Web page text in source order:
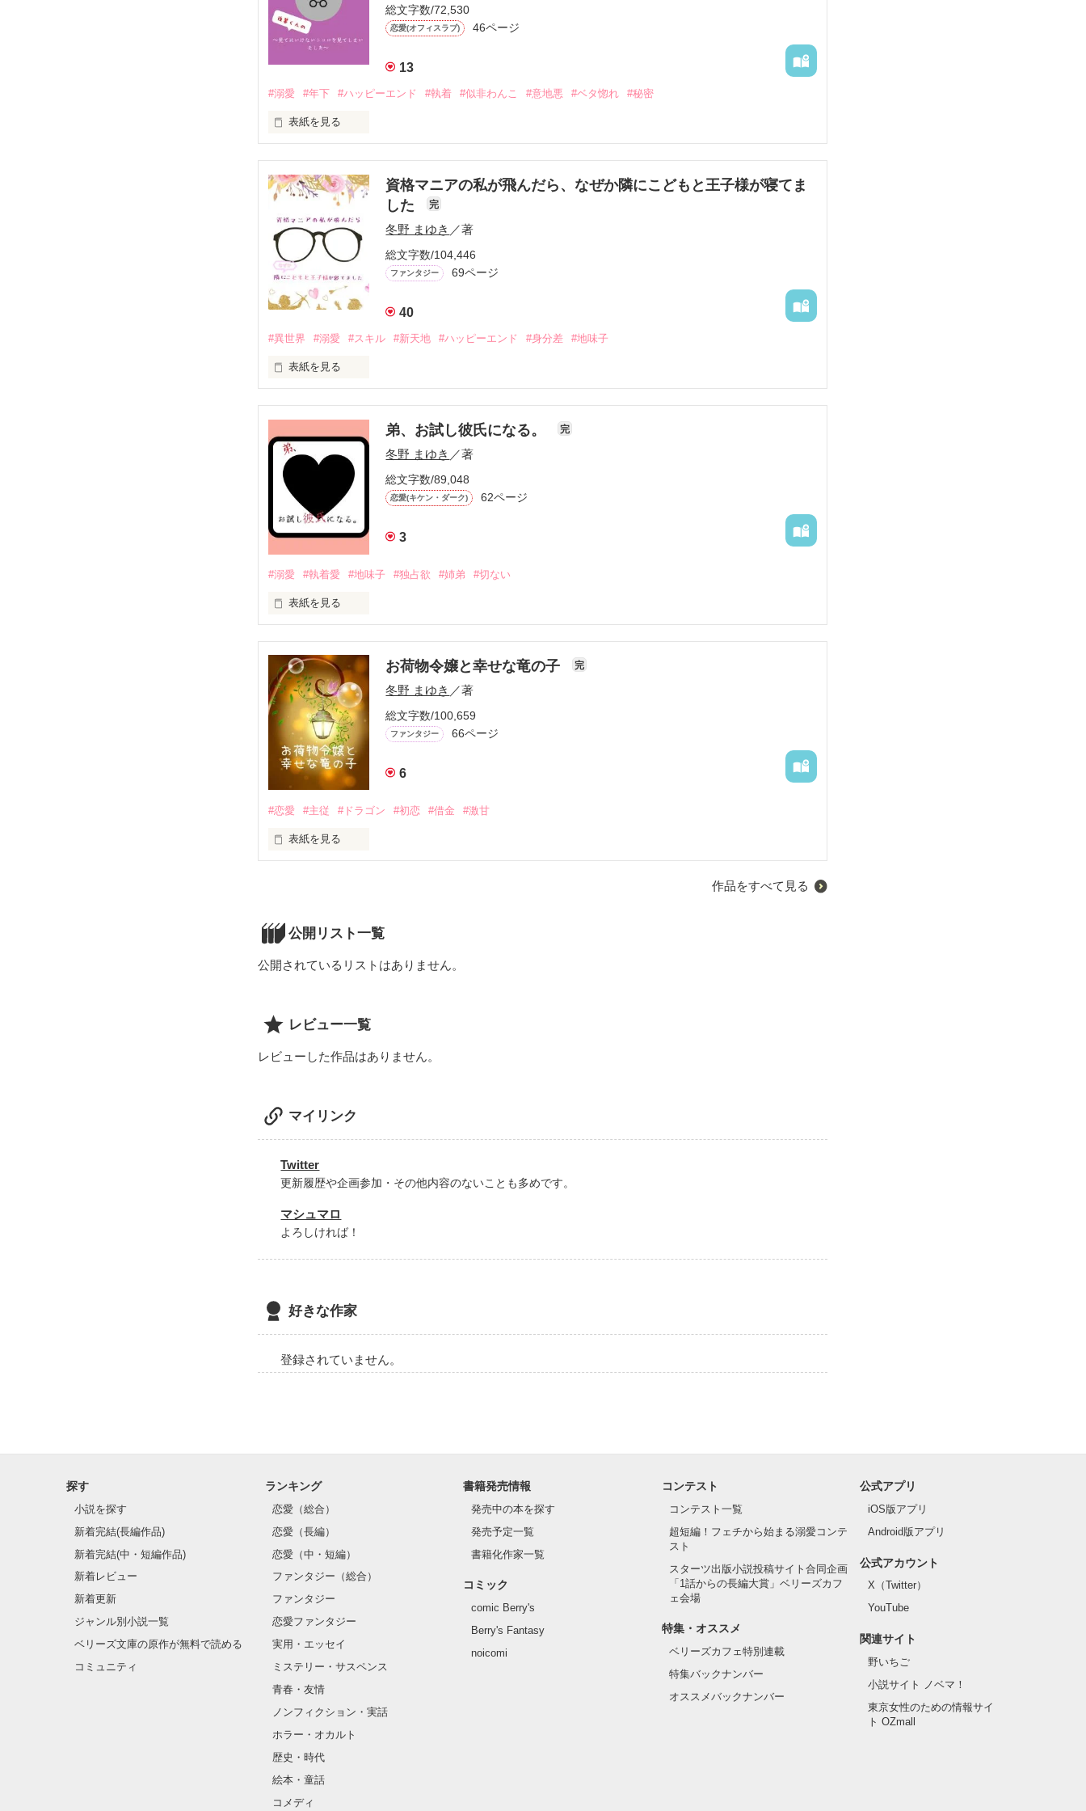
総文字数/72,530
恋愛(オフィスラブ) 46ページ
13
#溺愛 #年下 #ハッピーエンド #執着 #似非わんこ #意地悪 #ベタ惚れ #秘密
表紙を見る
資格マニアの私が飛んだら、なぜか隣にこどもと王子様が寝てま
した
完
冬野 まゆき ／著
総文字数/104,446
ファンタジー 69ページ
40
#異世界 #溺愛 #スキル #新天地 #ハッピーエンド #身分差 #地味子
表紙を見る
弟、お試し彼氏になる。 完
冬野 まゆき ／著
総文字数/89,048
恋愛(キケン・ダーク) 62ページ
3
#溺愛 #執着愛 #地味子 #独占欲 #姉弟 #切ない
表紙を見る
お荷物令嬢と幸せな竜の子 完
冬野 まゆき ／著
総文字数/100,659
ファンタジー 66ページ
6
#恋愛 #主従 #ドラゴン #初恋 #借金 #激甘
表紙を見る
作品をすべて見る
公開リスト一覧
公開されているリストはありません。
レビュー一覧
レビューした作品はありません。
マイリンク
Twitter
更新履歴や企画参加・その他内容のないことも多めです。
マシュマロ
よろしければ！
好きな作家
登録されていません。
探す
小説を探す
新着完結(長編作品)
新着完結(中・短編作品)
新着レビュー
新着更新
ジャンル別小説一覧
ベリーズ文庫の原作が無料で読める
コミュニティ
ランキング
恋愛（総合）
恋愛（長編）
恋愛（中・短編）
ファンタジー（総合）
ファンタジー
恋愛ファンタジー
実用・エッセイ
ミステリー・サスペンス
青春・友情
ノンフィクション・実話
ホラー・オカルト
歴史・時代
絵本・童話
コメディ
書籍発売情報
発売中の本を探す
発売予定一覧
書籍化作家一覧
コミック
comic Berry's
Berry's Fantasy
noicomi
コンテスト
コンテスト一覧
超短編！フェチから始まる溺愛コンテ
スト
スターツ出版小説投稿サイト合同企画
「1話からの長編大賞」ベリーズカフ
ェ会場
特集・オススメ
ベリーズカフェ特別連載
特集バックナンバー
オススメバックナンバー
公式アプリ
iOS版アプリ
Android版アプリ
公式アカウント
X（Twitter）
YouTube
関連サイト
野いちご
小説サイト ノベマ！
東京女性のための情報サイ
ト OZmall